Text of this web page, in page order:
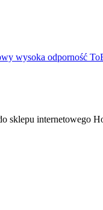
sklepu internetowego